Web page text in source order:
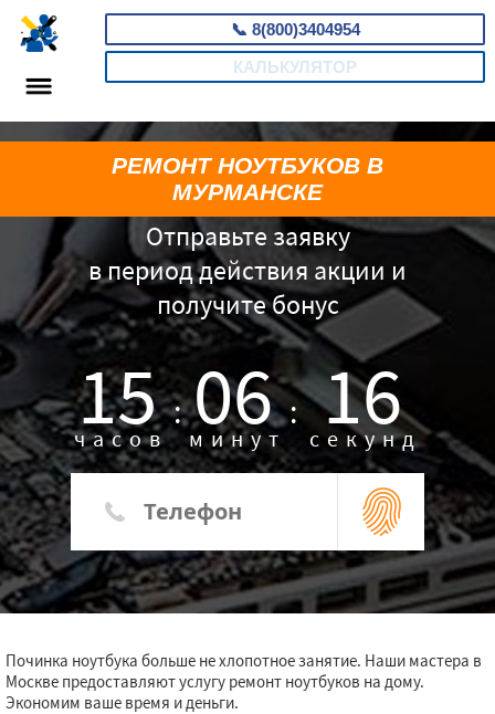
📞 8(800)3404954
КАЛЬКУЛЯТОР
Отправьте заявку
в период действия акции и
получите бонус
15 :
часов 06 :
минут 15
секунд
РЕМОНТ НОУТБУКОВ В
МУРМАНСКЕ
Починка ноутбука больше не хлопотное занятие. Наши мастера в
Москве предоставляют услугу ремонт ноутбуков на дому.
Экономим ваше время и деньги.